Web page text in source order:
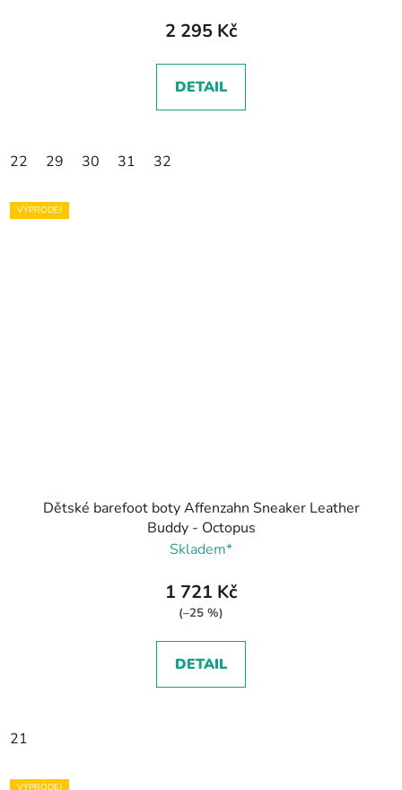
2 295 Kč
DETAIL
22 29 30 31 32
VÝPRODEJ
Dětské barefoot boty Affenzahn Sneaker Leather
Buddy - Octopus
Skladem*
1 721 Kč
(–25 %)
DETAIL
21